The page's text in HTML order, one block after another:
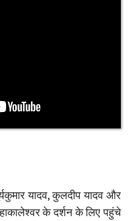
यादव, कुलदीप यादव और
के दर्शन के लिए पहुंचे